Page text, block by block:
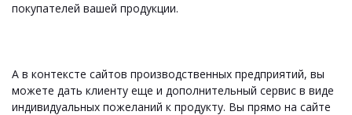
покупателей вашей продукции.
А в контексте сайтов производственных предприятий, вы
можете дать клиенту еще и дополнительный сервис в виде
индивидуальных пожеланий к продукту. Вы прямо на сайте